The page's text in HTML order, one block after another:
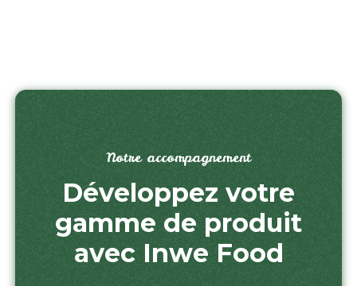
Notre accompagnement
Développez votre
gamme de produit
avec Inwe Food